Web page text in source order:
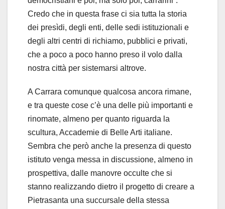
Credo che in questa frase ci sia tutta la storia
dei presìdi, degli enti, delle sedi istituzionali e
degli altri centri di richiamo, pubblici e privati,
che a poco a poco hanno preso il volo dalla
nostra città per sistemarsi altrove.
A Carrara comunque qualcosa ancora rimane,
e tra queste cose c’è una delle più importanti e
rinomate, almeno per quanto riguarda la
scultura, Accademie di Belle Arti italiane.
Sembra che però anche la presenza di questo
istituto venga messa in discussione, almeno in
prospettiva, dalle manovre occulte che si
stanno realizzando dietro il progetto di creare a
Pietrasanta una succursale della stessa